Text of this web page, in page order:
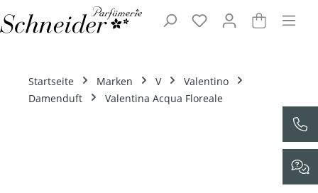
Zum Hauptinhalt springen
Startseite Marken V
Valentino
Damenduft
Valentina Acqua Floreale